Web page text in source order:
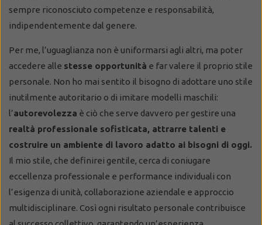
sempre riconosciuto competenze e responsabilità,
indipendentemente dal genere.
Per me, l’uguaglianza non è uniformarsi agli altri, ma poter
accedere alle stesse opportunità e far valere il proprio stile
personale. Non ho mai sentito il bisogno di adottare uno stile
inutilmente autoritario o di imitare modelli maschili:
l’autorevolezza è ciò che serve davvero per gestire una
realtà professionale sofisticata, attrarre talenti e
costruire un ambiente di lavoro adatto ai bisogni di oggi.
Il mio stile, che definirei gentile, cerca di coniugare
eccellenza professionale e performance individuali con
l’esigenza di unità, collaborazione aziendale e approccio
multidisciplinare. Così ogni risultato personale contribuisce